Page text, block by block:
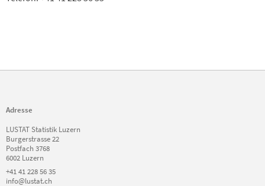
Adresse
LUSTAT Statistik Luzern
Burgerstrasse 22
Postfach 3768
6002 Luzern
+41 41 228 56 35
info@lustat.ch